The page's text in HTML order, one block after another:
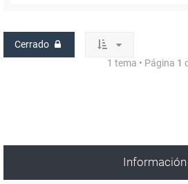
Cerrado
1 tema • Página 1
Información